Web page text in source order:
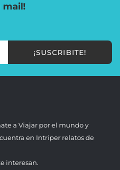
mail!
¡SUSCRIBITE!
a Viajar por el mundo y
en Intriper relatos de
interesan.